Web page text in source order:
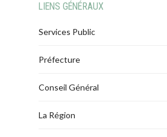
LIENS GÉNÉRAUX
Services Public
Préfecture
Conseil Général
La Région